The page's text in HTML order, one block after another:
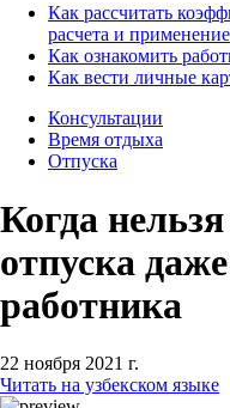
Как рассчитать
расчета и применение
Как ознакомить
Как вести личные
Консультации
Время отдыха
Отпуска
Когда
отпуска
работника
22 ноября 2021 г.
Читать на узбекском языке